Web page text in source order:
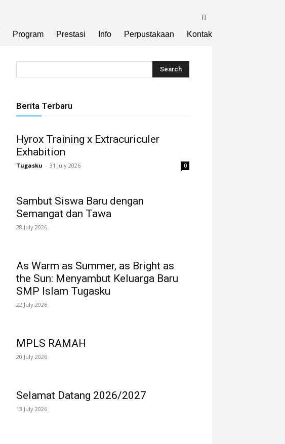
Program Prestasi Info Perpustakaan Kontak
Berita Terbaru
Hyrox Training x Extracuriculer
Exhabition
Tugasku - 31 July 2026 0
Sambut Siswa Baru dengan
Semangat dan Tawa
28 July 2026
As Warm as Summer, as Bright as
the Sun: Menyambut Keluarga Baru
SMP Islam Tugasku
22 July 2026
MPLS RAMAH
20 July 2026
Selamat Datang 2026/2027
13 July 2026